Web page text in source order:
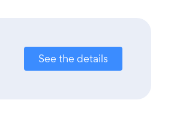
See the details